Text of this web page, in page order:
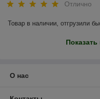
Отлично
Товар в наличии, отгрузили
О нас